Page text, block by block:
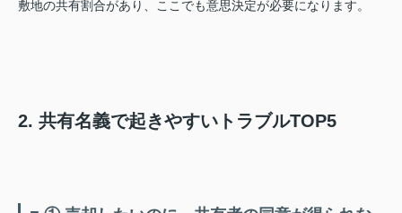
敷地の共有割合があり、ここでも意思決定が必要になります。
2. 共有名義で起きやすいトラブルTOP5